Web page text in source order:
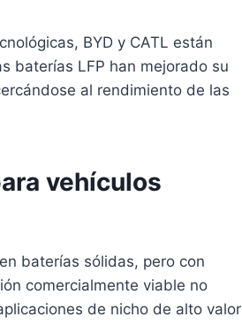
BYD y CATL están
baterías LFP han mejorado su
al rendimiento de las
vehículos
baterías sólidas, pero con
comercialmente viable no
de nicho de alto valor